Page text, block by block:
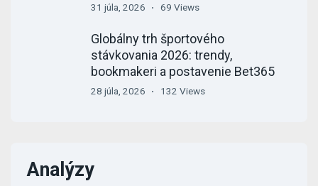
31 júla, 2026 69 Views
Globálny trh športového
stávkovania 2026: trendy,
bookmakeri a postavenie Bet365
28 júla, 2026 132 Views
Analýzy